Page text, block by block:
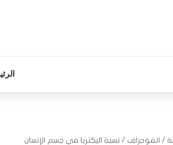
/ انفوجراف / نسبة البكتريا في جسم الإنسان